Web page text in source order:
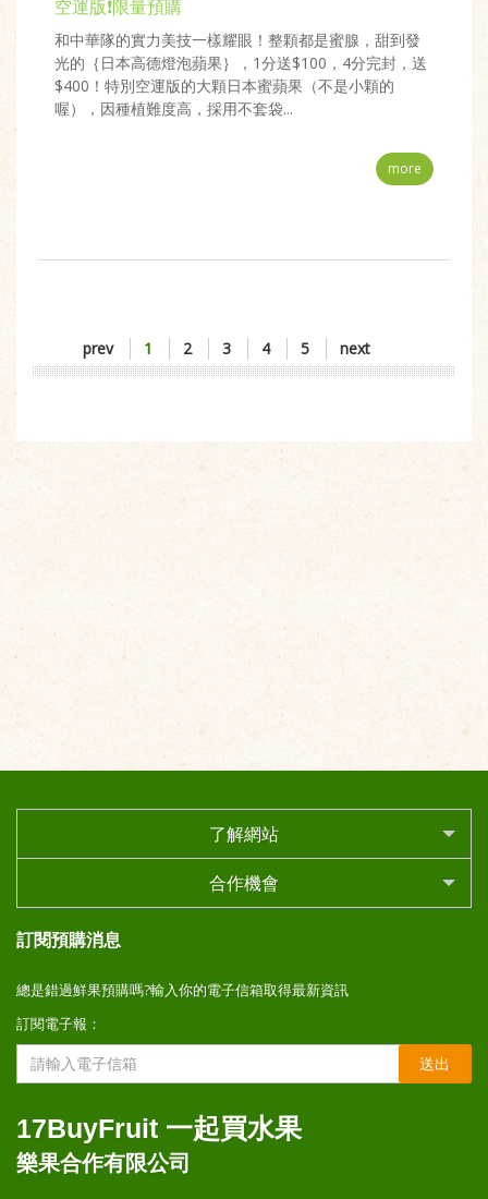
空運版❗限量預購
和中華隊的實力美技一樣耀眼！整顆都是蜜腺，甜到發
光的｛日本高德燈泡蘋果｝，1分送$100，4分完封，送
$400！特別空運版的大顆日本蜜蘋果（不是小顆的
喔），因種植難度高，採用不套袋...
more
prev 1 2 3 4 5 next
了解網站
合作機會
訂閱預購消息
總是錯過鮮果預購嗎?輸入你的電子信箱取得最新資訊
訂閱電子報：
送出
17BuyFruit 一起買水果
樂果合作有限公司